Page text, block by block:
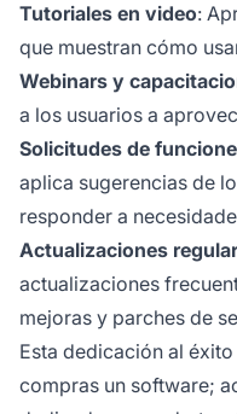
Tutoriales en video:
que muestran cómo
Webinars y
a los usuarios a
Solicitudes de
aplica sugerencias de
responder a
Actualizaciones
actualizaciones
mejoras y parches de
Esta dedicación al
compras un software;